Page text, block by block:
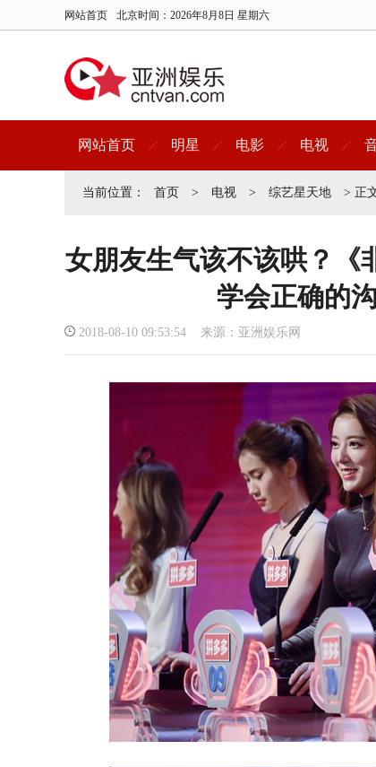
网站首页 北京时间： 2026年8月8日 星期六
网站首页 明星 电影 电视
当前位置： 首页 > 电视 > 综艺星天地 > 正
女朋友生气该不该哄？《
学会正确的
2018-08-10 09:53:54 来源：亚洲娱乐网